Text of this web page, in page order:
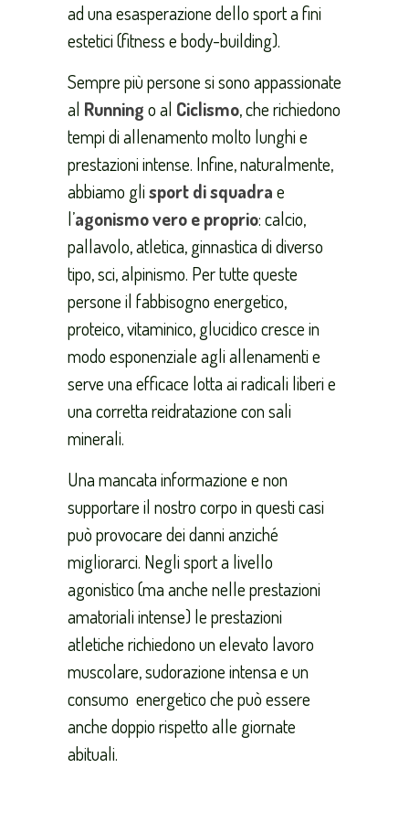
ad una esasperazione dello sport a fini
estetici (fitness e body-building).
Sempre più persone si sono appassionate
al Runningo al Ciclismo, che richiedono
tempi di allenamento molto lunghi e
prestazioni intense. Infine, naturalmente,
abbiamo glisport di squadrae
l’agonismo vero e proprio: calcio,
pallavolo, atletica, ginnastica di diverso
tipo, sci, alpinismo. Per tutte queste
persone il fabbisogno energetico,
proteico, vitaminico, glucidico cresce in
modo esponenziale agli allenamenti e
serve una efficace lotta ai radicali liberi e
una corretta reidratazione con sali
minerali.
Una mancata informazione e non
supportare il nostro corpo in questi casi
può provocare dei danni anziché
migliorarci. Negli sport a livello
agonistico (ma anche nelle prestazioni
amatoriali intense) le prestazioni
atletiche richiedono un elevato lavoro
muscolare, sudorazione intensa e un
consumo energetico che può essere
anche doppio rispetto alle giornate
abituali.